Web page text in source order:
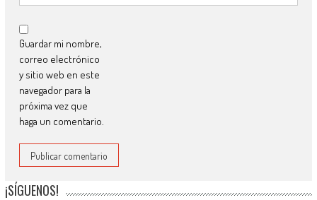
Guardar mi nombre,
correo electrónico
y sitio web en este
navegador para la
próxima vez que
haga un comentario.
¡SÍGUENOS!